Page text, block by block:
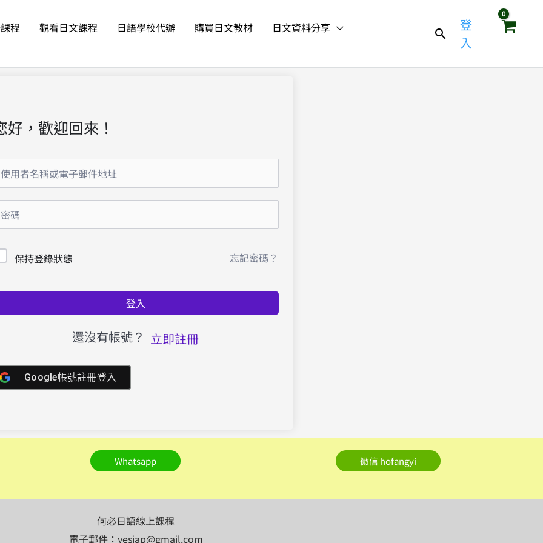
程 觀看日文課程 日語學校代辦 購買日文教材
日文資料分享
登
入
好，歡迎回來！
保持登錄狀態 忘記密碼？
登入
還沒有帳號？ 立即註冊
Google帳號註冊登入
Whatsapp 微信 hofangyi
何必日語線上課程
電子郵件：yesjap@gmail.com